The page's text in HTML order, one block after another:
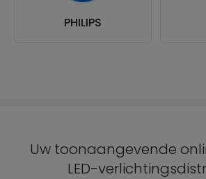
PHILIPS
Uw toonaangevende
LED-